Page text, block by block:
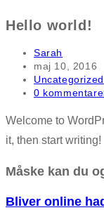
Hello world!
Post
author:
Sarah
Post
published:
maj 10, 2016
Post
category:
Uncategorized
Post
0
Welcome to
it, then start writing!
Måske kan du
Bliver online